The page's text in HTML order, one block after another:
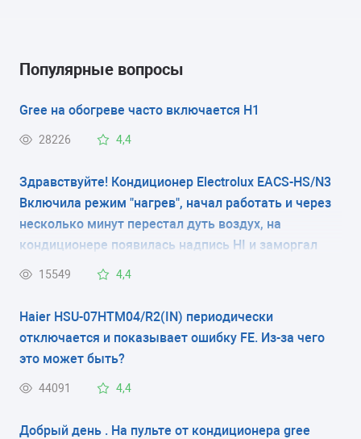
Популярные вопросы
Gree на обогреве часто включается H1
28226 4,4
Здравствуйте! Кондиционер Electrolux EACS-HS/N3
Включила режим "нагрев", начал работать и через
несколько минут перестал дуть воздух, на
кондиционере появилась надпись HI и заморгал
индикатор солнышко. Что случилось? На улице +8,
нормально было. Спасибо!
15549 4,4
Haier HSU-07HTM04/R2(IN) периодически
отключается и показывает ошибку FE. Из-за чего
это может быть?
44091 4,4
Добрый день . На пульте от кондиционера gree